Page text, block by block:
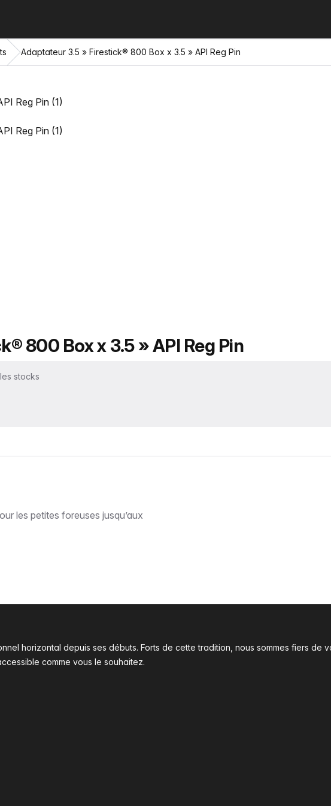
Adaptateur 3.5 » Firestick® 800 Box x 3.5 » API Reg Pin
800 Box x 3.5 » API Reg Pin
stocks
les petites foreuses jusqu’aux
horizontal depuis ses débuts. Forts de cette tradition, nous sommes fiers de
comme vous le souhaitez.